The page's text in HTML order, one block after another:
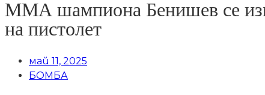
ММА шампиона Бенишев се
на пистолет
май 11, 2025
БОМБА